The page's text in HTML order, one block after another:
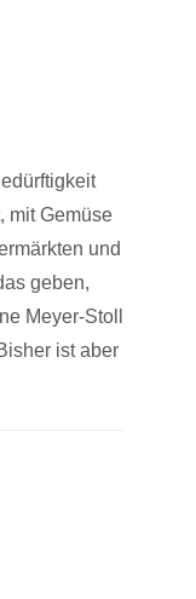
mit Gemüse
und
geben,
Meyer-Stoll
ist aber